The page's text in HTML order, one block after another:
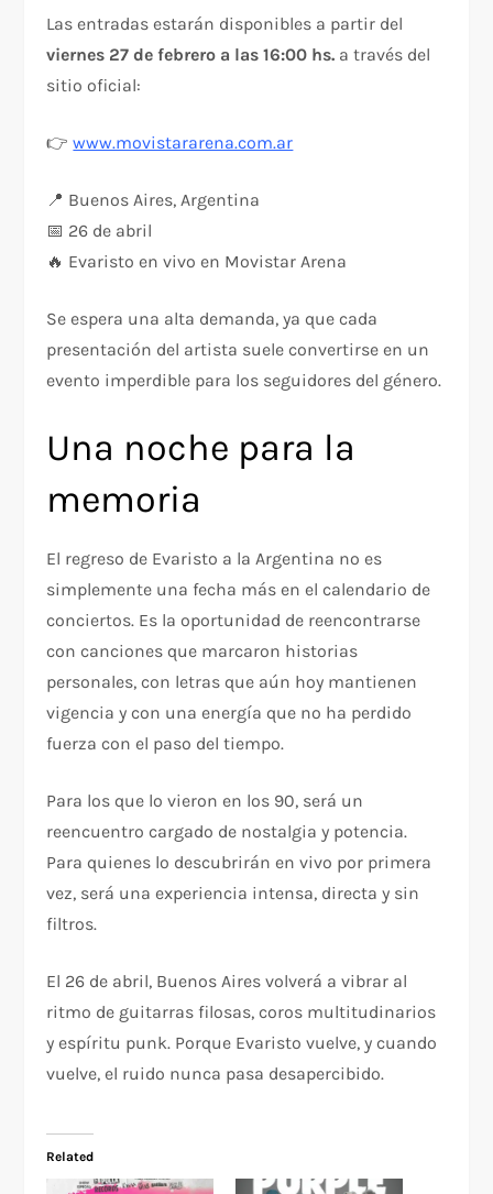
Las entradas estarán disponibles a partir del
viernes 27 de febrero a las 16:00 hs. a través del
sitio oficial:
👉www.movistararena.com.ar
📍 Buenos Aires, Argentina
📅 26 de abril
🔥 Evaristo en vivo en Movistar Arena
Se espera una alta demanda, ya que cada
presentación del artista suele convertirse en un
evento imperdible para los seguidores del género.
Una noche para la
memoria
El regreso de Evaristo a la Argentina no es
simplemente una fecha más en el calendario de
conciertos. Es la oportunidad de reencontrarse
con canciones que marcaron historias
personales, con letras que aún hoy mantienen
vigencia y con una energía que no ha perdido
fuerza con el paso del tiempo.
Para los que lo vieron en los 90, será un
reencuentro cargado de nostalgia y potencia.
Para quienes lo descubrirán en vivo por primera
vez, será una experiencia intensa, directa y sin
filtros.
El 26 de abril, Buenos Aires volverá a vibrar al
ritmo de guitarras filosas, coros multitudinarios
y espíritu punk. Porque Evaristo vuelve, y cuando
vuelve, el ruido nunca pasa desapercibido.
Related